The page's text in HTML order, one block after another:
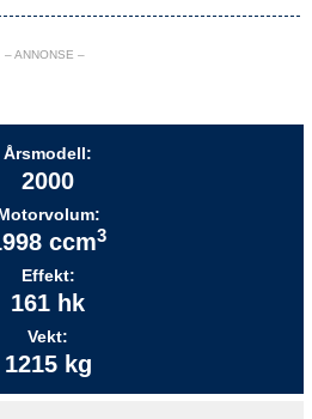
– ANNONSE –
Årsmodell:
2000
ccm3
Effekt:
161 hk
Vekt:
1215 kg